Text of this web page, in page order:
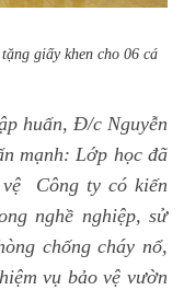
giấy khen cho 06 cá
huấn, Đ/c Nguyễn
mạnh: Lớp học đã
Công ty có kiến
nghề nghiệp, sử
chống cháy nổ,
vụ bảo vệ vườn